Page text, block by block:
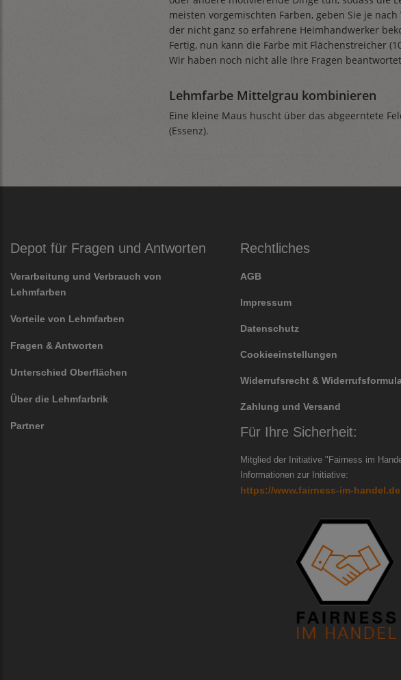
meisten vorgemischten Farben, geben Sie je
der nicht ganz so erfahrene Heimhandwerker
Fertig, nun kann die Farbe mit Flächenstreicher
Wir haben noch nicht alle Ihre Fragen
Lehmfarbe Mittelgrau kombinieren
Eine kleine Maus huscht über das abgeerntete
(Essenz).
Depot für Fragen und Antworten
Verarbeitung und Verbrauch von
Lehmfarben
Vorteile von Lehmfarben
Fragen & Antworten
Unterschied Oberflächen
Über die Lehmfarbrik
Partner
Rechtliches
AGB
Impressum
Datenschutz
Cookieeinstellungen
Widerrufsrecht &
Zahlung und Versand
Für Ihre Sicherheit:
Mitglied der Initiative "Fairness im
Informationen zur Initiative:
https://www.fairness-im-handel.de